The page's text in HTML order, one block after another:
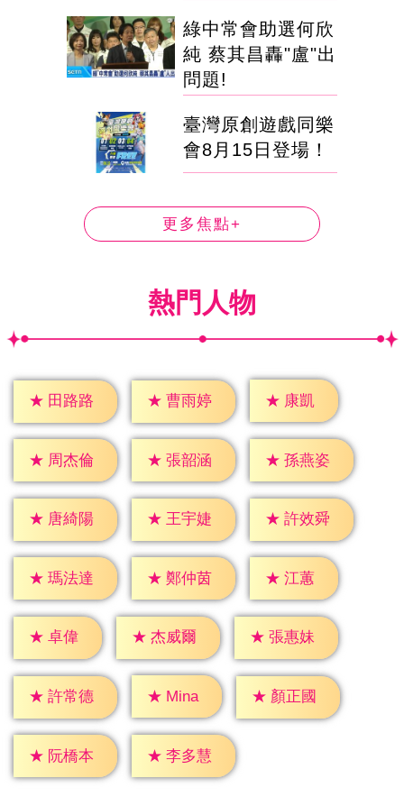
綠中常會助選何欣
純 蔡其昌轟"盧"出
問題!
臺灣原創遊戲同樂
會8月15日登場！
更多焦點+
熱門人物
★ 田路路 ★ 曹雨婷 ★ 康凱
★ 周杰倫 ★ 張韶涵 ★ 孫燕姿
★ 唐綺陽 ★ 王宇婕 ★ 許效舜
★ 瑪法達 ★ 鄭仲茵 ★ 江蕙
★ 卓偉 ★ 杰威爾 ★ 張惠妹
★ 許常德 ★ Mina ★ 顏正國
★ 阮橋本 ★ 李多慧